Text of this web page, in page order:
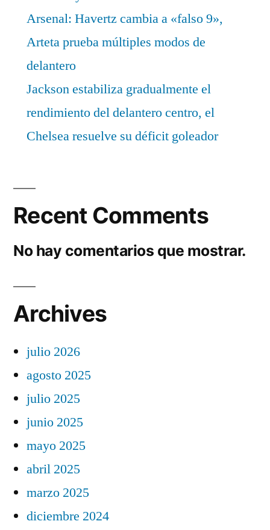
Arsenal: Havertz cambia a «falso 9»,
Arteta prueba múltiples modos de
delantero
Jackson estabiliza gradualmente el
rendimiento del delantero centro, el
Chelsea resuelve su déficit goleador
Recent Comments
No hay comentarios que mostrar.
Archives
julio 2026
agosto 2025
julio 2025
junio 2025
mayo 2025
abril 2025
marzo 2025
diciembre 2024